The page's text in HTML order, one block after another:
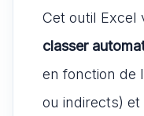
Cet outil Excel
classer
en fonction de
ou indirects) et